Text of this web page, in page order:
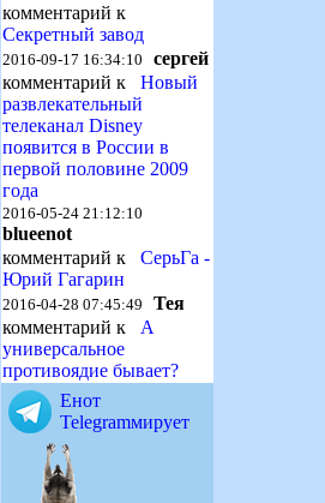
комментарий к
Секретный завод
2016-09-17 16:34:10 сергей
комментарий к Новый
развлекательный
телеканал Disney
появится в России в
первой половине 2009
года
2016-05-24 21:12:10
blueenot
комментарий к СерьГа -
Юрий Гагарин
2016-04-28 07:45:49 Тея
комментарий к А
универсальное
противоядие бывает?
Енот
Telegramмирует